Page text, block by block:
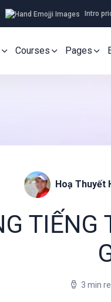
Intro
Courses Pages
Hoạ Thuyết
TIẾNG
3 min